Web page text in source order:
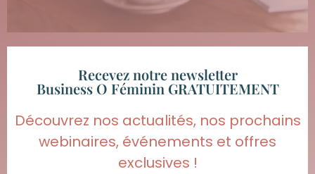
Recevez notre newsletter
Business O Féminin GRATUITEMENT
Découvrez nos actualités, nos prochains
webinaires, événements et offres
exclusives !